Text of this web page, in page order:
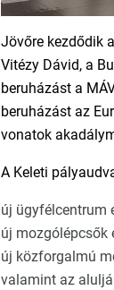
Jövőre kezdődik
Vitézy Dávid, a
beruházást a
beruházást az
vonatok
A Keleti
új ügyfélcentrum
új mozgólépcsők
új közforgalmú
valamint az